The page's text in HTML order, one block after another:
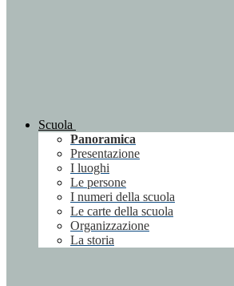
Scuola
Panoramica
Presentazione
I luoghi
Le persone
I numeri della scuola
Le carte della scuola
Organizzazione
La storia